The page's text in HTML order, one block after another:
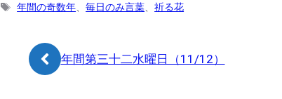
テ
タ
年間の奇数年、毎日のみ言葉、祈る花
年間第三十二水曜日（11/12）